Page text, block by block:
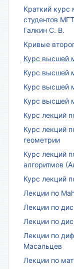
Краткий курс
студентов
Галкин С. В.
Кривые
Курс высшей
Курс высшей
Курс высшей
Курс высшей
Курс лекций
Курс лекций
геометрии
Курс лекций
алгоритмов
Курс лекций
Лекции по
Лекции по
Лекции по
Лекции по
Масальцев
Лекции по